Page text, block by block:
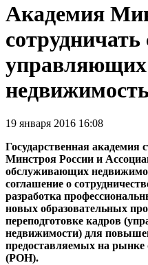
Академия
управляющих
19 января 2016 16:08
Государственная
Минстроя России и
обслуживающих
соглашение о
разработка
новых образовательных
переподготовке кадров
недвижимости) для
предоставляемых на
(РОН).